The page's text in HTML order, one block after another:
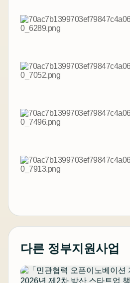
다른 정부지원사업